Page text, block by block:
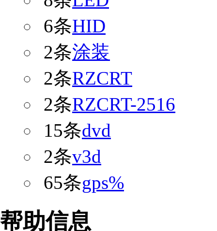
6条HID
2条涂装
2条RZCRT
2条RZCRT-2516
15条dvd
2条v3d
65条gps%
帮助信息